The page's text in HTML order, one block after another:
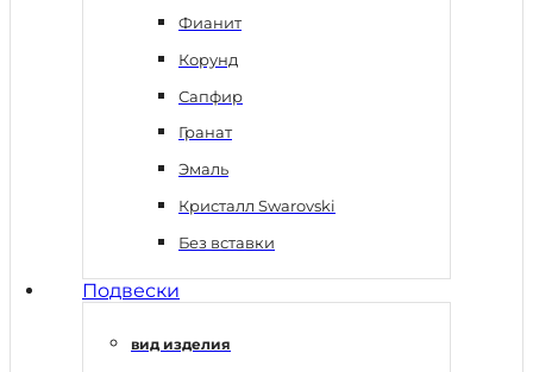
Фианит
Корунд
Сапфир
Гранат
Эмаль
Кристалл Swarovski
Без вставки
Подвески
вид изделия